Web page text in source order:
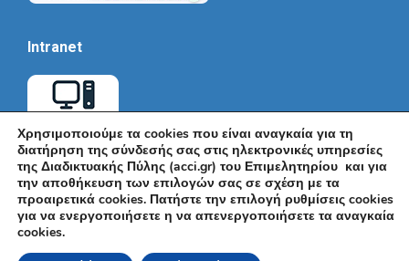
Intranet
© Εμπορικό και Βιομηχανικό Επιμελητήριο Αθηνών 2026 |
Ακαδημίας 7, ΤΚ: 10671, Αθήνα, Τηλ: +30 210 3604815, e-mail:
Χρησιμοποιούμε τα cookies που είναι αναγκαία για τη
διατήρηση της σύνδεσής σας στις ηλεκτρονικές υπηρεσίες
της Διαδικτυακής Πύλης (acci.gr) του Επιμελητηρίου και για
την αποθήκευση των επιλογών σας σε σχέση με τα
προαιρετικά cookies. Πατήστε την επιλογή ρυθμίσεις cookies
για να ενεργοποιήσετε η να απενεργοποιήσετε τα αναγκαία
cookies.